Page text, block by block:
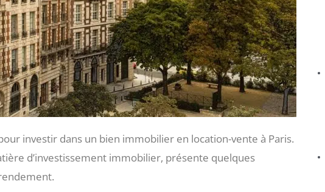
investir dans un bien immobilier en location-vente à Paris.
d’investissement immobilier, présente quelques